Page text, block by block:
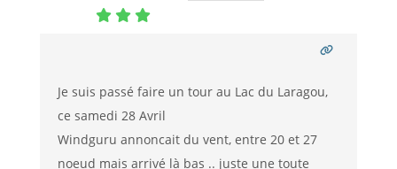
Je suis passé faire un tour au Lac du Laragou,
ce samedi 28 Avril
Windguru annoncait du vent, entre 20 et 27
noeud mais arrivé là bas .. juste une toute